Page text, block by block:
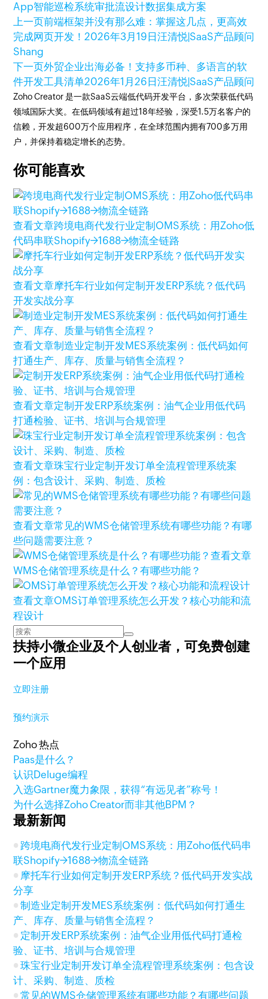
App智能巡检系统审批流设计数据集成方案
上一页前端框架并没有那么难：掌握这几点，更高效
完成网页开发！2026年3月19日汪清悦|SaaS产品顾问
Shang
下一页外贸企业出海必备！支持多币种、多语言的软
件开发工具清单2026年1月26日汪清悦|SaaS产品顾问
Zoho Creator 是一款SaaS云端低代码开发平台，多次荣获低代码
领域国际大奖。在低码领域有超过18年经验，深受1.5万名客户的
信赖，开发超600万个应用程序，在全球范围内拥有700多万用
户，并保持着稳定增长的态势。
你可能喜欢
查看文章跨境电商代发行业定制OMS系统：用Zoho低
代码串联Shopify→1688→物流全链路
查看文章摩托车行业如何定制开发ERP系统？低代码
开发实战分享
查看文章制造业定制开发MES系统案例：低代码如何
打通生产、库存、质量与销售全流程？
查看文章定制开发ERP系统案例：油气企业用低代码
打通检验、证书、培训与合规管理
查看文章珠宝行业定制开发订单全流程管理系统案
例：包含设计、采购、制造、质检
查看文章常见的WMS仓储管理系统有哪些功能？有哪
些问题需要注意？
查看文章
WMS仓储管理系统是什么？有哪些功能？
查看文章OMS订单管理系统怎么开发？核心功能和流
程设计
扶持小微企业及个人创业者，可免费创建
一个应用
立即注册
预约演示
Zoho 热点
Paas是什么？
认识Deluge编程
入选Gartner魔力象限，获得“有远见者”称号！
为什么选择Zoho Creator而非其他BPM？
最新新闻
跨境电商代发行业定制OMS系统：用Zoho低代码串
联Shopify→1688→物流全链路
摩托车行业如何定制开发ERP系统？低代码开发实战
分享
制造业定制开发MES系统案例：低代码如何打通生
产、库存、质量与销售全流程？
定制开发ERP系统案例：油气企业用低代码打通检
验、证书、培训与合规管理
珠宝行业定制开发订单全流程管理系统案例：包含设
计、采购、制造、质检
常见的WMS仓储管理系统有哪些功能？有哪些问题